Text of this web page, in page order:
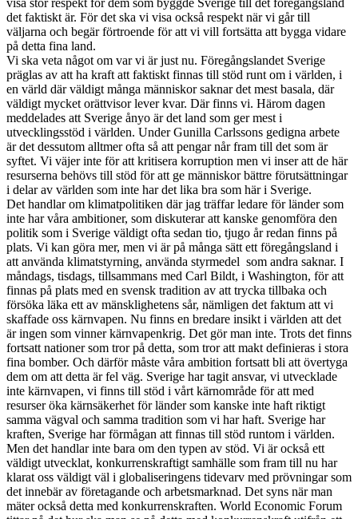
visa stor respekt för dem som byggde Sverige till det föregångsland
det faktiskt är. För det ska vi visa också respekt när vi går till
väljarna och begär förtroende för att vi vill fortsätta att bygga vidare
på detta fina land.
Vi ska veta något om var vi är just nu. Föregångslandet Sverige
präglas av att ha kraft att faktiskt finnas till stöd runt om i världen, i
en värld där väldigt många människor saknar det mest basala, där
väldigt mycket orättvisor lever kvar. Där finns vi. Härom dagen
meddelades att Sverige ånyo är det land som ger mest i
utvecklingsstöd i världen. Under Gunilla Carlssons gedigna arbete
är det dessutom alltmer ofta så att pengar når fram till det som är
syftet. Vi väjer inte för att kritisera korruption men vi inser att de här
resurserna behövs till stöd för att ge människor bättre förutsättningar
i delar av världen som inte har det lika bra som här i Sverige.
Det handlar om klimatpolitiken där jag träffar ledare för länder som
inte har våra ambitioner, som diskuterar att kanske genomföra den
politik som i Sverige väldigt ofta sedan tio, tjugo år redan finns på
plats. Vi kan göra mer, men vi är på många sätt ett föregångsland i
att använda klimatstyrning, använda styrmedel som andra saknar. I
måndags, tisdags, tillsammans med Carl Bildt, i Washington, för att
finnas på plats med en svensk tradition av att trycka tillbaka och
försöka läka ett av mänsklighetens sår, nämligen det faktum att vi
skaffade oss kärnvapen. Nu finns en bredare insikt i världen att det
är ingen som vinner kärnvapenkrig. Det gör man inte. Trots det finns
fortsatt nationer som tror på detta, som tror att makt definieras i stora
fina bomber. Och därför måste våra ambition fortsatt bli att övertyga
dem om att detta är fel väg. Sverige har tagit ansvar, vi utvecklade
inte kärnvapen, vi finns till stöd i vårt kärnområde för att med
resurser öka kärnsäkerhet för länder som kanske inte haft riktigt
samma vägval och samma tradition som vi har haft. Sverige har
kraften, Sverige har förmågan att finnas till stöd runtom i världen.
Men det handlar inte bara om den typen av stöd. Vi är också ett
väldigt utvecklat, konkurrenskraftigt samhälle som fram till nu har
klarat oss väldigt väl i globaliseringens tidevarv med prövningar som
det innebär av företagande och arbetsmarknad. Det syns när man
mäter också detta med konkurrenskraften. World Economic Forum